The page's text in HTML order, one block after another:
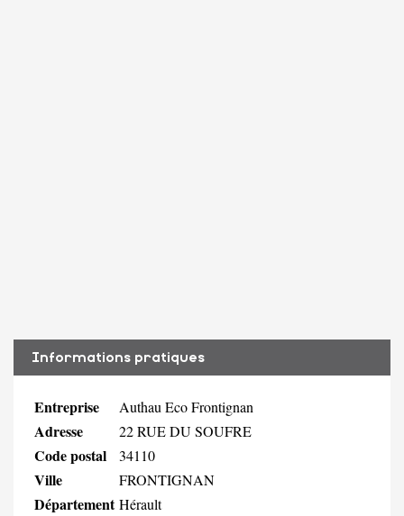
Informations pratiques
Entreprise Authau Eco Frontignan
Adresse 22 RUE DU SOUFRE
Code postal 34110
Ville FRONTIGNAN
Département Hérault